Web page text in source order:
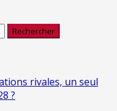
rivales, un seul
?